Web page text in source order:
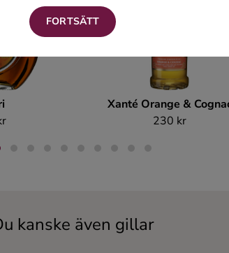
FORTSÄTT
Xanté Orange &
230 kr
kanske även gillar